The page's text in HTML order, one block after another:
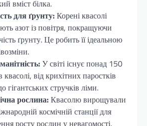
вміст білка.
для ґрунту:Корені квасолі
азот із повітря, покращуючи
ґрунту. Це робить її ідеальною
У світі існує понад 150
квасолі, від крихітних паростків
гігантських стручків ліми.
рослина:Квасолю вирощували
космічній станції для
росту рослин у невагомості.